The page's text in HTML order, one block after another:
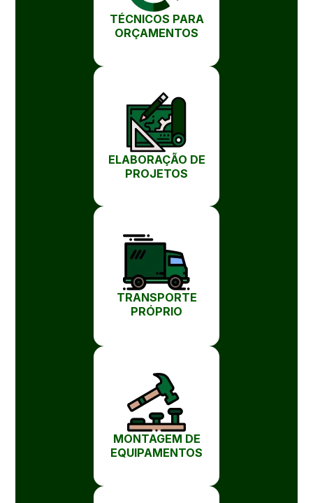
TÉCNICOS PARA
ORÇAMENTOS
ELABORAÇÃO DE
PROJETOS
TRANSPORTE
PRÓPRIO
MONTAGEM DE
EQUIPAMENTOS